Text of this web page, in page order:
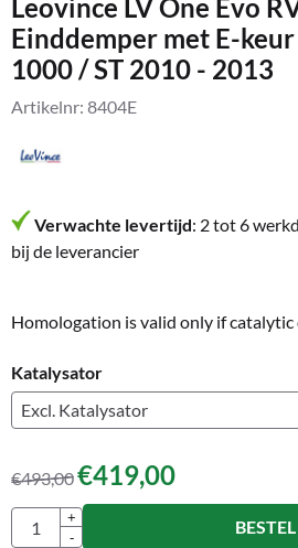
Leovince LV One Evo
Einddemper met E-
1000 / ST 2010 - 2013
Artikelnr: 8404E
Verwachte levertijd: 2 tot 6
bij de leverancier
Homologation is valid only if
Katalysator
€493,00€419,00
Aantal
+
-